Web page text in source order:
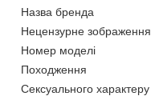
Назва бренда
Нецензурне зображення
Номер моделі
Походження
Сексуального характеру